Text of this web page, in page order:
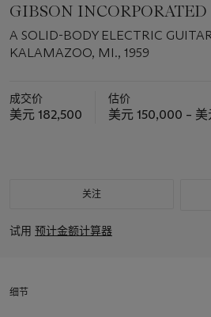
GIBSON INCORPORATED
A SOLID-BODY ELECTRIC
KALAMAZOO, MI., 1959
成交价
美元 182,500
估价
美元 150,000 –
关注
试用 预计金额计算器
细节